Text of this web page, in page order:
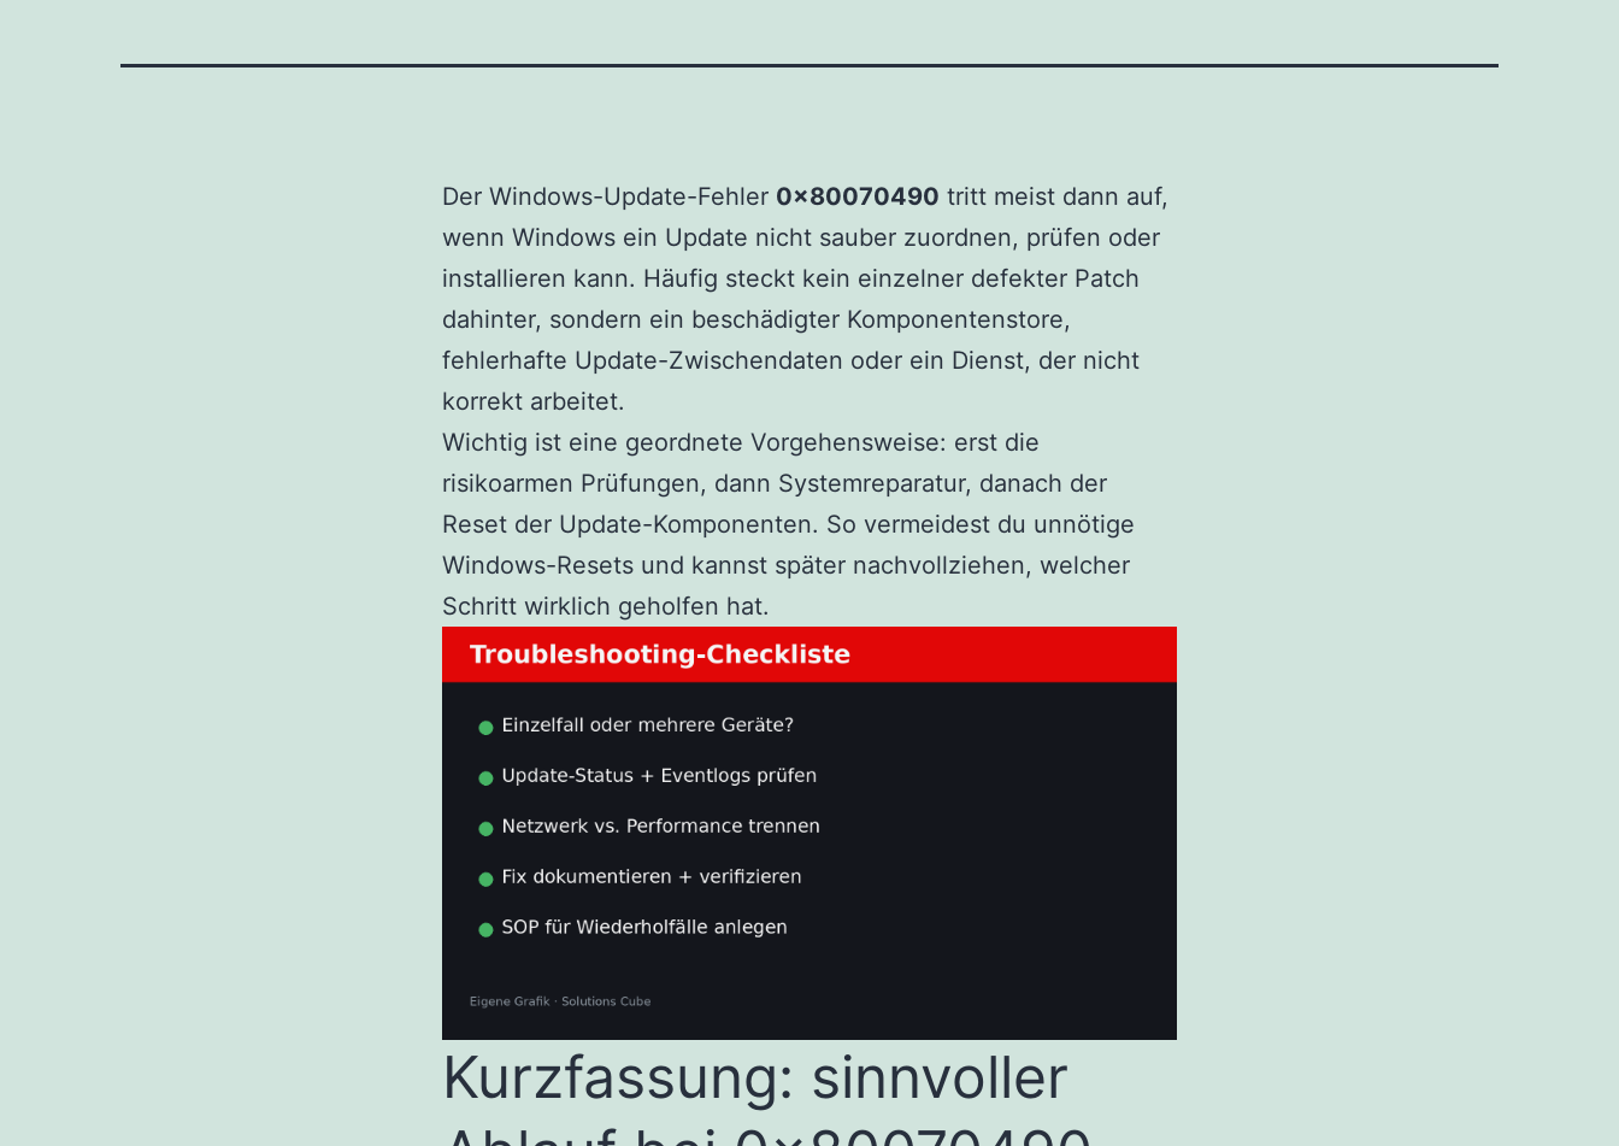
Der Windows-Update-Fehler 0x80070490 tritt meist dann auf,
wenn Windows ein Update nicht sauber zuordnen, prüfen oder
installieren kann. Häufig steckt kein einzelner defekter Patch
dahinter, sondern ein beschädigter Komponentenstore,
fehlerhafte Update-Zwischendaten oder ein Dienst, der nicht
korrekt arbeitet.
Wichtig ist eine geordnete Vorgehensweise: erst die
risikoarmen Prüfungen, dann Systemreparatur, danach der
Reset der Update-Komponenten. So vermeidest du unnötige
Windows-Resets und kannst später nachvollziehen, welcher
Schritt wirklich geholfen hat.
Kurzfassung: sinnvoller